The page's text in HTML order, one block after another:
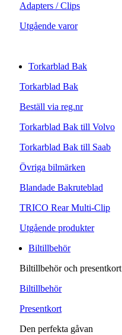
Adapters / Clips
Utgående varor
Torkarblad Bak
Torkarblad Bak
Beställ via reg.nr
Torkarblad Bak till Volvo
Torkarblad Bak till Saab
Övriga bilmärken
Blandade Bakruteblad
TRICO Rear Multi-Clip
Utgående produkter
Biltillbehör
Biltillbehör och presentkort
Biltillbehör
Presentkort
Den perfekta gåvan